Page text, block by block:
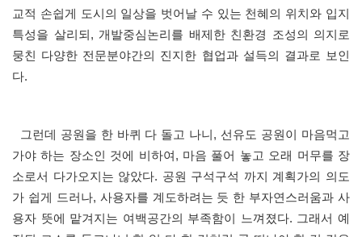
교적 손쉽게 도시의 일상을 벗어날 수 있는 천혜의 위치와 입지
특성을 살리되, 개발중심논리를 배제한 친환경 조성의 의지로
뭉친 다양한 전문분야간의 진지한 협업과 설득의 결과로 보인
다.
그런데 공원을 한 바퀴 다 돌고 나니, 선유도 공원이 마음먹고
가야 하는 장소인 것에 비하여, 마음 풀어 놓고 오래 머무를 장
소로서 다가오지는 않았다. 공원 구석구석 까지 계획가의 의도
가 쉽게 드러나, 사용자를 계도하려는 듯 한 부자연스러움과 사
용자 뜻에 맡겨지는 여백공간의 부족함이 느껴졌다. 그래서 예